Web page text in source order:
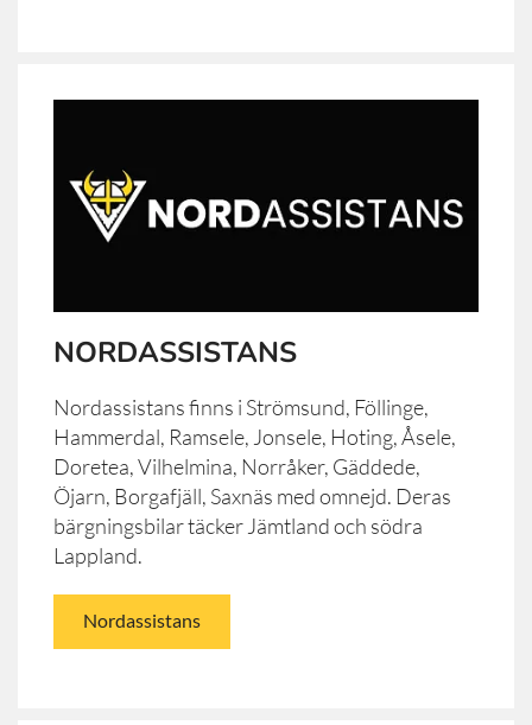
NORDASSISTANS
Nordassistans finns i Strömsund, Föllinge,
Hammerdal, Ramsele, Jonsele, Hoting, Åsele,
Doretea, Vilhelmina, Norråker, Gäddede,
Öjarn, Borgafjäll, Saxnäs med omnejd. Deras
bärgningsbilar täcker Jämtland och södra
Lappland.
Nordassistans